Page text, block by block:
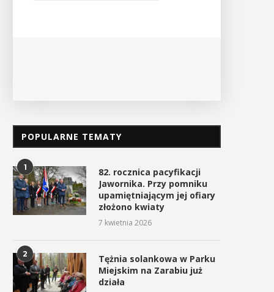
POPULARNE TEMATY
1
82. rocznica pacyfikacji
Jawornika. Przy pomniku
upamiętniającym jej ofiary
złożono kwiaty
7 kwietnia 2026
2
Tężnia solankowa w Parku
Miejskim na Zarabiu już
działa